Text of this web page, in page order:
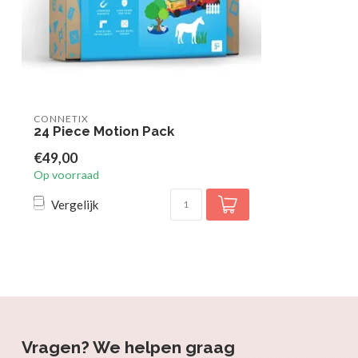
CONNETIX
24 Piece Motion Pack
€49,00
Op voorraad
Vergelijk
Vragen? We helpen graag